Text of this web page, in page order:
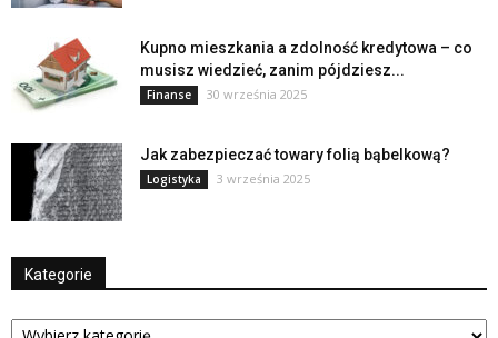
Kupno mieszkania a zdolność kredytowa – co
musisz wiedzieć, zanim pójdziesz...
Finanse 30 września 2025
Jak zabezpieczać towary folią bąbelkową?
Logistyka 3 września 2025
Kategorie
Kategorie